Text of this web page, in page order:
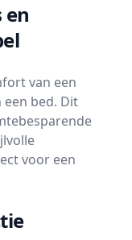
en
van een
bed. Dit
voor een